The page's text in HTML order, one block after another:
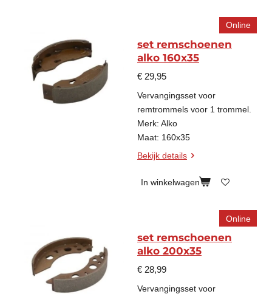
Online
set remschoenen
alko 160x35
€ 29,95
Vervangingsset voor
remtrommels voor 1 trommel
Merk: Alko
Maat: 160x35
Bekijk details
In winkelwagen
Online
set remschoenen
alko 200x35
€ 28,99
Vervangingsset voor